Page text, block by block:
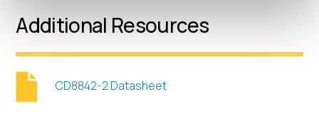
Additional Resources
CD8842-2 Datasheet